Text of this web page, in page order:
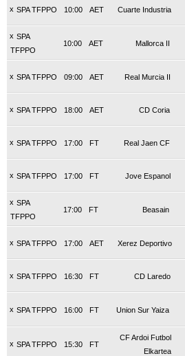
x SPA TFPPO AET
10:00 Cuarte Industria
x SPA
TFPPO
AET
10:00 Mallorca II
x SPA TFPPO AET
09:00 Real Murcia II
x SPA TFPPO AET
18:00 CD Coria
x SPA TFPPO FT
17:00 Real Jaen CF
x SPA TFPPO FT
17:00 Jove Espanol
x SPA
TFPPO
FT
17:00 Beasain
x SPA TFPPO AET
17:00 Xerez Deportivo
x SPA TFPPO FT
16:30 CD Laredo
x SPA TFPPO FT
16:00 Union Sur Yaiza
x SPA TFPPO FT
15:30
CF Ardoi Futbol
Elkartea